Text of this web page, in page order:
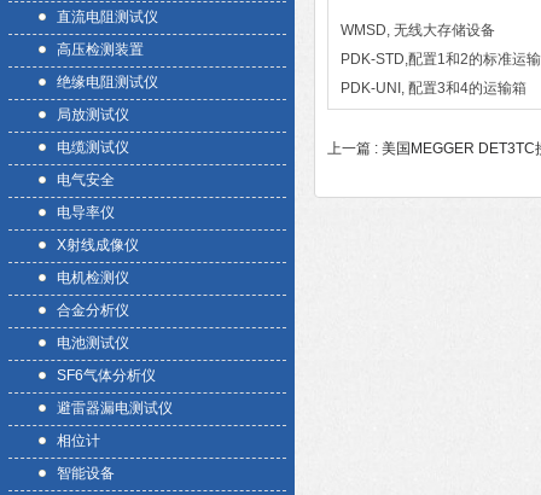
直流电阻测试仪
高压检测装置
绝缘电阻测试仪
局放测试仪
电缆测试仪
电气安全
电导率仪
X射线成像仪
电机检测仪
合金分析仪
电池测试仪
SF6气体分析仪
避雷器漏电测试仪
相位计
智能设备
WMSD, 无
PDK-STD,配
PDK-UNI, 配
上一篇 : 美国MEGGER DET3TC